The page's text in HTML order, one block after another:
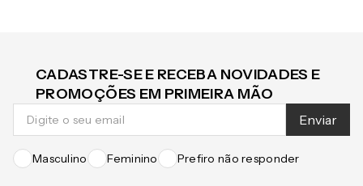
CADASTRE-SE E RECEBA NOVIDADES E
PROMOÇÕES EM PRIMEIRA MÃO
Enviar
Masculino Feminino Prefiro não responder